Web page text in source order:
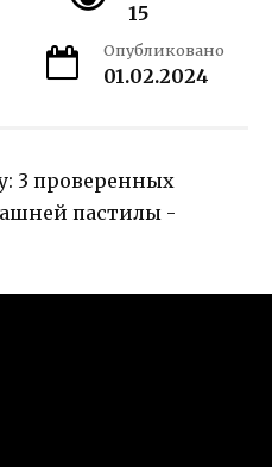
15
Опубликовано
01.02.2024